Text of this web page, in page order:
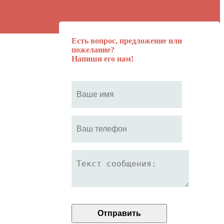
Есть вопрос, предложение или
пожелание?
Напиши его нам!